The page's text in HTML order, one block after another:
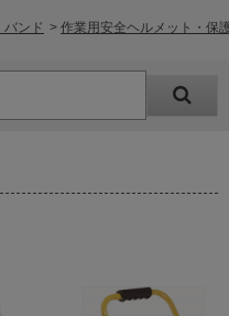
ンド > 作業用安全ヘルメット・保